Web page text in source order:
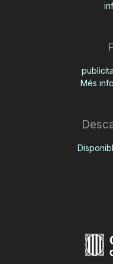
Més